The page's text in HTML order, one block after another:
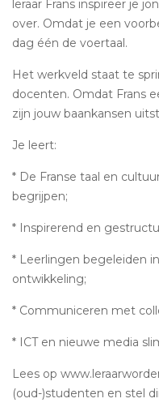
leraar Frans inspireer je
over. Omdat je een
dag één de voertaal.
Het werkveld staat te
docenten. Omdat Frans
zijn jouw baankansen
Je leert:
* De Franse taal en
begrijpen;
* Inspirerend en
* Leerlingen begeleiden
ontwikkeling;
* Communiceren met
* ICT en nieuwe media
Lees op
(oud-)studenten en stel